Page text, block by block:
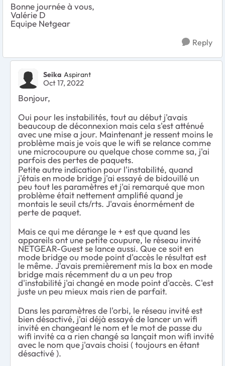
Bonne journée à vous,
Valérie D
Equipe Netgear
Reply
Seika Aspirant
Oct 17, 2022
Bonjour,
Oui pour les instabilités, tout au début j'avais
beaucoup de déconnexion mais cela s'est atténué
avec une mise a jour. Maintenant je ressent moins le
problème mais je vois que le wifi se relance comme
une microcoupure ou quelque chose comme sa, j'ai
parfois des pertes de paquets.
Petite autre indication pour l'instabilité, quand
j'étais en mode bridge j'ai essayé de bidouillé un
peu tout les paramètres et j'ai remarqué que mon
problème était nettement amplifié quand je
montais le seuil cts/rts. J'avais énormément de
perte de paquet.
Mais ce qui me dérange le + est que quand les
appareils ont une petite coupure, le réseau invité
NETGEAR-Guest se lance aussi. Que ce soit en
mode bridge ou mode point d'accès le résultat est
le même. J'avais premièrement mis la box en mode
bridge mais récemment du a un peu trop
d'instabilité j'ai changé en mode point d'accès. C'est
juste un peu mieux mais rien de parfait.
Dans les paramètres de l'orbi, le réseau invité est
bien désactivé, j'ai déjà essayé de lancer un wifi
invité en changeant le nom et le mot de passe du
wifi invité ca a rien changé sa lançait mon wifi invité
avec le nom que j'avais choisi ( toujours en étant
désactivé ).